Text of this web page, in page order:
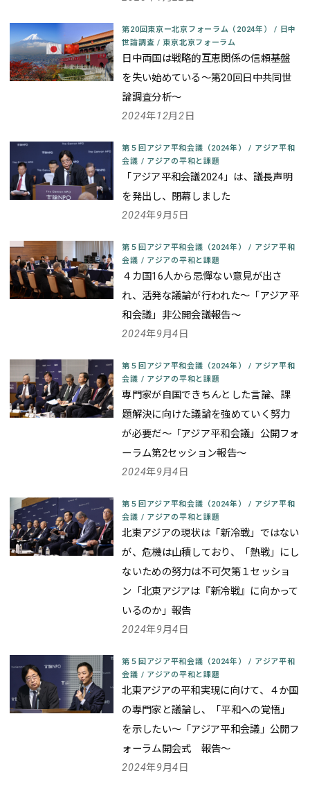
第20回東京ー北京フォーラム（2024年）/ 日中
世論調査 / 東京北京フォーラム
日中両国は戦略的互恵関係の信頼基盤
を失い始めている～第20回日中共同世
論調査分析～
2024年12月2日
第５回アジア平和会議（2024年）/ アジア平和
会議 / アジアの平和と課題
「アジア平和会議2024」は、議長声明
を発出し、閉幕しました
2024年9月5日
第５回アジア平和会議（2024年）/ アジア平和
会議 / アジアの平和と課題
４カ国16人から忌憚ない意見が出さ
れ、活発な議論が行われた～「アジア平
和会議」非公開会議報告～
2024年9月4日
第５回アジア平和会議（2024年）/ アジア平和
会議 / アジアの平和と課題
専門家が自国できちんとした言論、課
題解決に向けた議論を強めていく努力
が必要だ～「アジア平和会議」公開フォ
ーラム第2セッション報告～
2024年9月4日
第５回アジア平和会議（2024年）/ アジア平和
会議 / アジアの平和と課題
北東アジアの現状は「新冷戦」ではない
が、危機は山積しており、「熱戦」にし
ないための努力は不可欠第１セッショ
ン「北東アジアは『新冷戦』に向かって
いるのか」報告
2024年9月4日
第５回アジア平和会議（2024年）/ アジア平和
会議 / アジアの平和と課題
北東アジアの平和実現に向けて、４か国
の専門家と議論し、「平和への覚悟」
を示したい～「アジア平和会議」公開フ
ォーラム開会式 報告～
2024年9月4日